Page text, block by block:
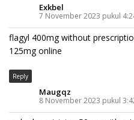
Exkbel
7 November 2023 pukul
flagyl 400mg without
125mg online
Reply
Maugqz
8 November 2023 pukul